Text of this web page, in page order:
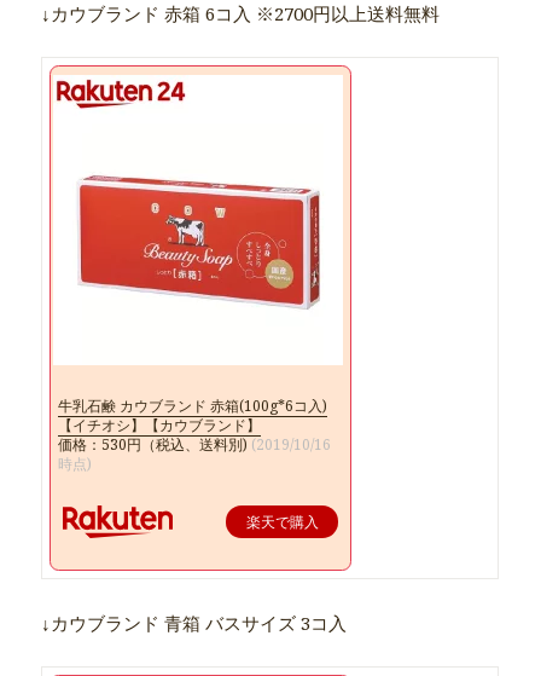
↓カウブランド 赤箱 6コ入 ※2700円以上送料無料
牛乳石鹸 カウブランド 赤箱(100g*6コ入)
【イチオシ】【カウブランド】
価格：530円（税込、送料別) (2019/10/16
時点)
楽天で購入
↓カウブランド 青箱 バスサイズ 3コ入